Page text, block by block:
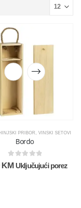
PRIBOR VINSKI SETOVI
Bordo
0 out of 5
KM Uključujući porez